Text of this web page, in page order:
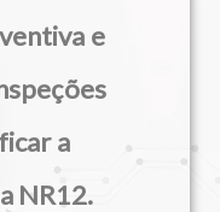
e
a
NR12.